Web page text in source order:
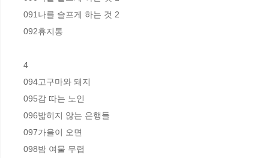
091나를 슬프게 하는 것 2
092휴지통
4
094고구마와 돼지
095감 따는 노인
096밟히지 않는 은행들
097가을이 오면
098밤 여물 무렵